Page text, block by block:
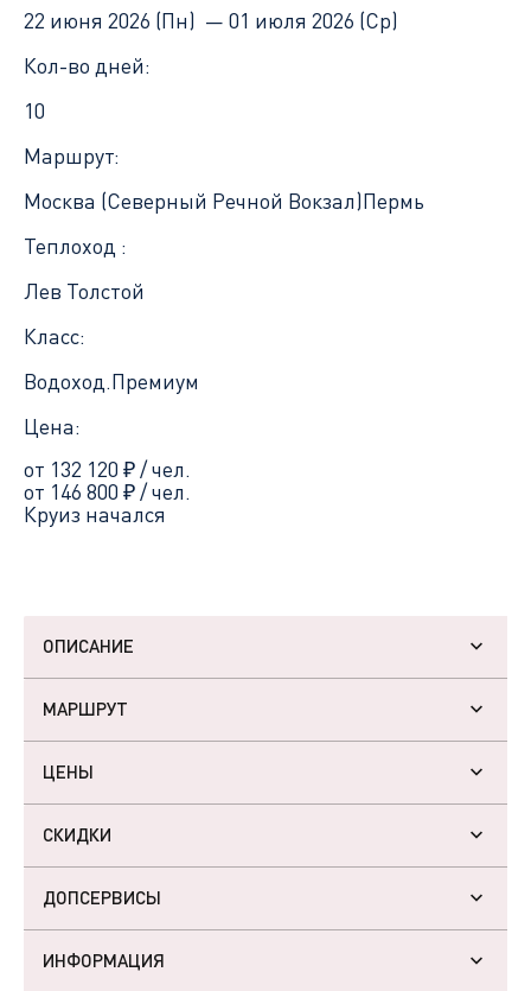
22 июня 2026 (Пн) — 01 июля 2026 (Ср)
Кол-во дней:
10
Маршрут:
Москва (Северный Речной Вокзал)Пермь
Теплоход :
Лев Толстой
Класс:
Водоход.Премиум
Цена:
от 132 120 ₽/ чел.
от 146 800 ₽/ чел.
Круиз начался
ОПИСАНИЕ
МАРШРУТ
ЦЕНЫ
СКИДКИ
ДОПСЕРВИСЫ
ИНФОРМАЦИЯ